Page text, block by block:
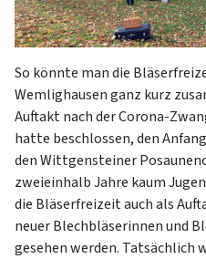
So könnte man die
Wemlighausen ganz kurz
Auftakt nach der Corona-
hatte beschlossen, den
den Wittgensteiner
zweieinhalb Jahre kaum
die Bläserfreizeit auch als
neuer Blechbläserinnen und
gesehen werden. Tatsächlich